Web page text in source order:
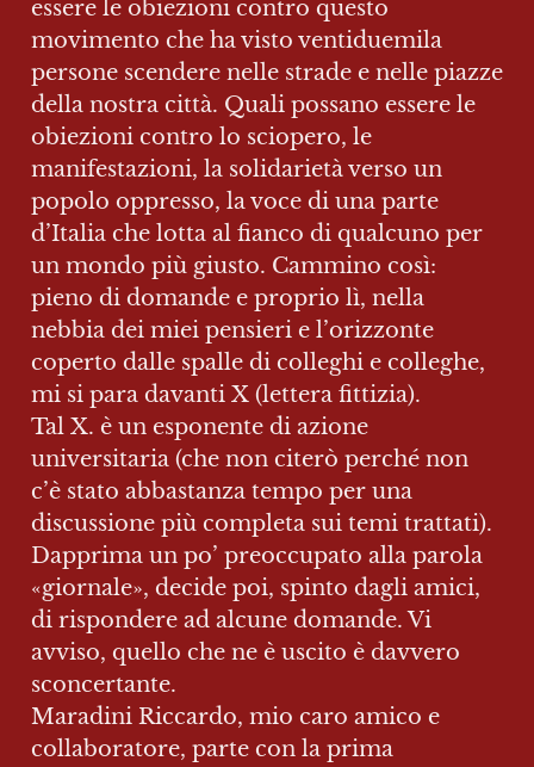
essere le obiezioni contro questo
movimento che ha visto ventiduemila
persone scendere nelle strade e nelle piazze
della nostra città. Quali possano essere le
obiezioni contro lo sciopero, le
manifestazioni, la solidarietà verso un
popolo oppresso, la voce di una parte
d’Italia che lotta al fianco di qualcuno per
un mondo più giusto. Cammino così:
pieno di domande e proprio lì, nella
nebbia dei miei pensieri e l’orizzonte
coperto dalle spalle di colleghi e colleghe,
mi si para davanti X (lettera fittizia).
Tal X. è un esponente di azione
universitaria (che non citerò perché non
c’è stato abbastanza tempo per una
discussione più completa sui temi trattati).
Dapprima un po’ preoccupato alla parola
«giornale», decide poi, spinto dagli amici,
di rispondere ad alcune domande. Vi
avviso, quello che ne è uscito è davvero
sconcertante.
Maradini Riccardo, mio caro amico e
collaboratore, parte con la prima